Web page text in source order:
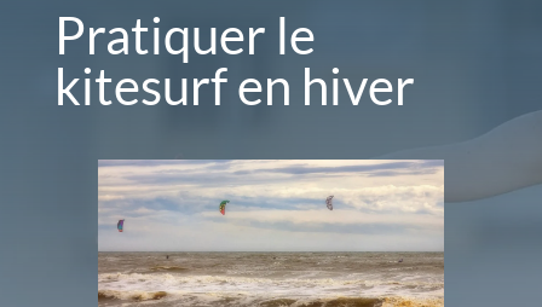
Pratiquer le
kitesurf en hiver